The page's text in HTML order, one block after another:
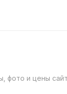
фото и цены